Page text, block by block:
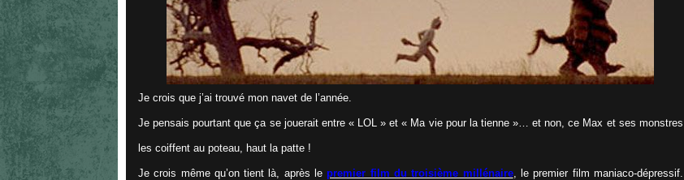
Je crois que j’ai trouvé mon navet de l’année.
Je pensais pourtant que ça se jouerait entre « LOL » et « Ma vie pour la tienne »… et non, ce Max et ses monstres
les coiffent au poteau, haut la patte !
Je crois même qu’on tient là, après le premier film du troisième millénaire, le premier film maniaco-dépressif.